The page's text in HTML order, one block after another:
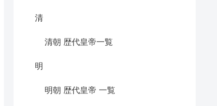
清
清朝 歴代皇帝一覧
明
明朝 歴代皇帝 一覧